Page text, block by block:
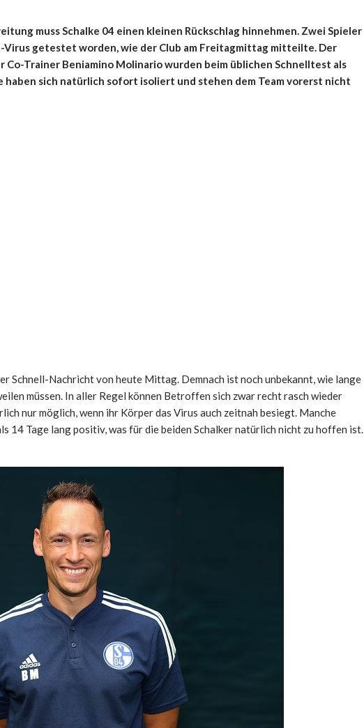
muss Schalke 04 einen kleinen Rückschlag hinnehmen. Zwei Spieler
Virus getestet worden, wie der Club am Freitagmittag mitteilte. Der
Co-Trainer Beniamino Molinario wurden beim üblichen Schnelltest als
haben sich natürlich sofort isoliert und stehen dem Team vorerst nicht
Schnell-Nachricht von heute Mittag. Demnach ist noch unbekannt, wie lange
müssen. In aller Regel können Betroffen sich zwar recht rasch wieder
nur möglich, wenn ihr Körper das Virus auch zeitnah besiegt. Manche
14 Tage lang positiv, was für die beiden Schalker natürlich nicht zu hoffen ist.